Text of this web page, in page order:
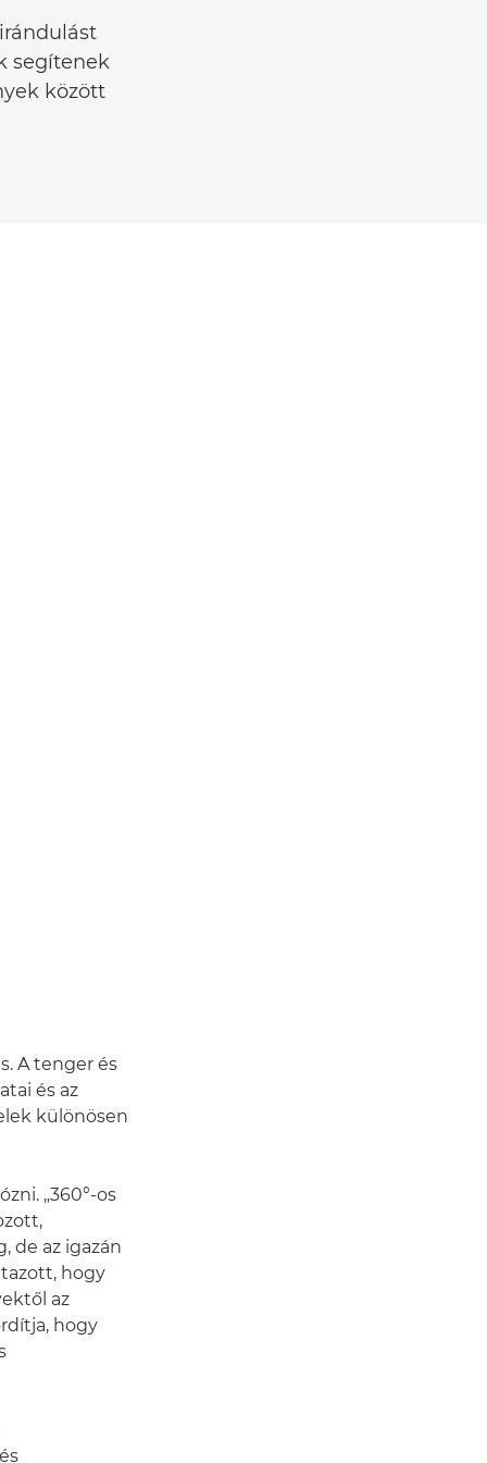
segítenek
között
A tenger és
és az
különösen
„360°-os
de az igazán
hogy
az
hogy